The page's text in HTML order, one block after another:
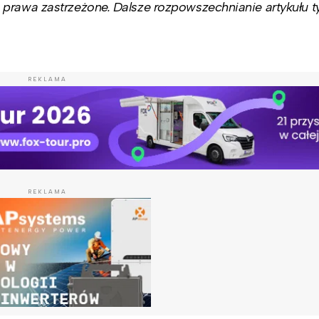
zastrzeżone. Dalsze rozpowszechnianie artykułu
REKLAMA
REKLAMA